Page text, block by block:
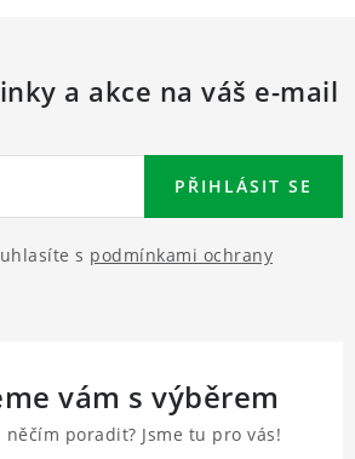
a akce na váš e-mail
s podmínkami ochrany
PŘIHLÁSIT SE
vám s výběrem
něčím poradit? Jsme tu pro vás!